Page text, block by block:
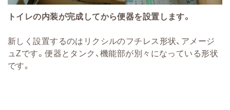
トイレの内装が完成してから便器を設置します。
新しく設置するのはリクシルのフチレス形状、アメージ
ュZです。便器とタンク、機能部が別々になっている形状
です。